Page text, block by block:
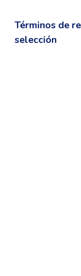
Términos de
selección